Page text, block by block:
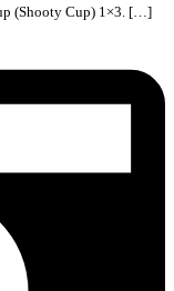
(Shooty Cup) 1×3. […]